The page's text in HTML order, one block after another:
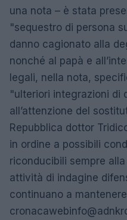
una nota – è stata
"sequestro di persona
danno cagionato alla
nonché al papà e
legali, nella nota,
"ulteriori integrazioni di
all’attenzione del
Repubblica dottor
in ordine a possibili
riconducibili sempre
attività di indagine
continuano a